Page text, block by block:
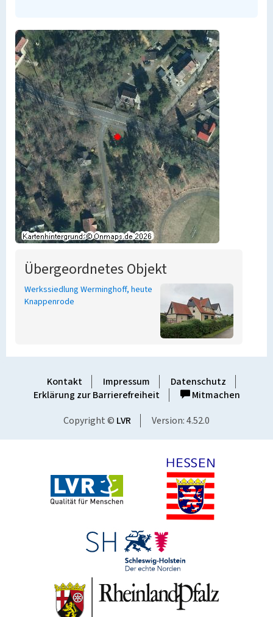
Übergeordnetes Objekt
Werkssiedlung Werminghoff, heute
Knappenrode
Kontakt Impressum
Datenschutz
Erklärung zur Barrierefreiheit
Mitmachen
Copyright © LVR Version: 4.52.0